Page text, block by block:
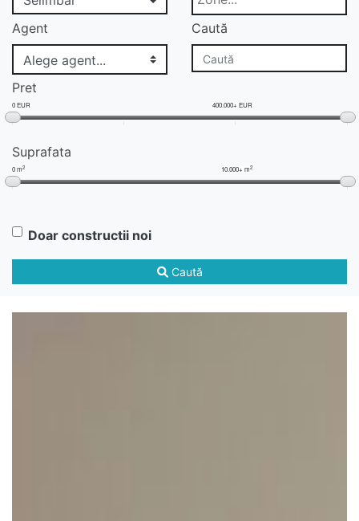
Agent Caută
Pret
0 EUR 400.000+ EUR
Suprafata
0 m2 10.000+ m2
Doar constructii noi
Caută